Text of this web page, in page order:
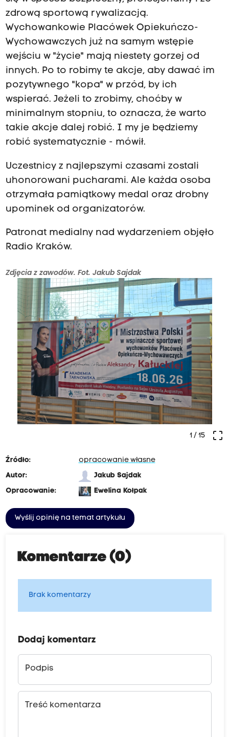
zdrową sportową rywalizacją.
Wychowankowie Placówek Opiekuńczo-
Wychowawczych już na samym wstępie
wejściu w "życie" mają niestety gorzej od
innych. Po to robimy te akcje, aby dawać im
pozytywnego "kopa" w przód, by ich
wspierać. Jeżeli to zrobimy, choćby w
minimalnym stopniu, to oznacza, że warto
takie akcje dalej robić. I my je będziemy
robić systematycznie - mówił.
Uczestnicy z najlepszymi czasami zostali
uhonorowani pucharami. Ale każda osoba
otrzymała pamiątkowy medal oraz drobny
upominek od organizatorów.
Patronat medialny nad wydarzeniem objęło
Radio Kraków.
Zdjęcia z zawodów. Fot. Jakub Sajdak
crop_free
1 / 15
Źródło:
opracowanie własne
Autor:
Jakub Sajdak
Opracowanie:
Ewelina Kołpak
Wyślij opinię na temat artykułu
Komentarze (0)
Brak komentarzy
Dodaj komentarz
Podpis
Treść komentarza